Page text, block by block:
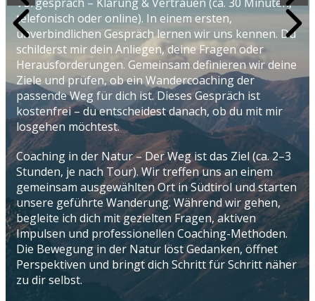
telefonisch oder online). In einem ersten,
unverbindlichen Gespräch lernen wir uns kennen. Du
schilderst mir dein Anliegen, deine Fragen oder
Herausforderungen. Gemeinsam definieren wir deine
Ziele und prüfen, ob ein Wandercoaching der
passende Weg für dich ist. Dieses Gespräch ist
kostenfrei – du entscheidest danach, ob du mit mir
losgehen möchtest.
Coaching in der Natur – Der Weg ist das Ziel (ca. 2–3
Stunden, je nach Tour). Wir treffen uns an einem
gemeinsam ausgewählten Ort in Südtirol und starten
unsere geführte Wanderung. Während wir gehen,
begleite ich dich mit gezielten Fragen, aktiven
Impulsen und professionellen Coaching-Methoden.
Die Bewegung in der Natur löst Gedanken, öffnet
Perspektiven und bringt dich Schritt für Schritt näher
zu dir selbst.